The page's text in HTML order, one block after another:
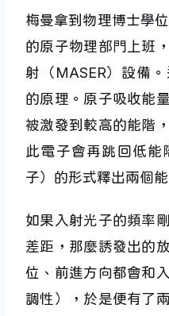
梅曼拿到物理博士學
的原子物理部門上班
射（MASER）設備
的原理。原子吸收能
被激發到較高的能階
此電子會再跳回低能
子）的形式釋出兩個
如果入射光子的頻率
差距，那麼誘發出的
位、前進方向都會和
調性），於是便有了